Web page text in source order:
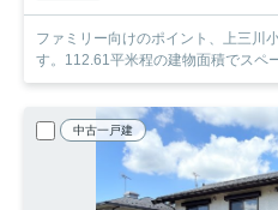
ファミリー向けのポイント、上三川
す。112.61平米程の建物面積でスペ
中古一戸建